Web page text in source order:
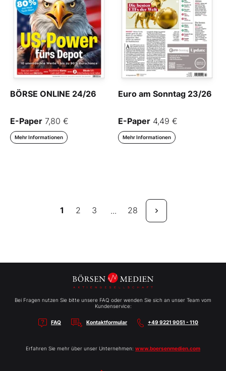
BÖRSE ONLINE 24/26
E-Paper 7,80 €
Mehr Informationen
Euro am Sonntag 23/26
E-Paper 4,49 €
Mehr Informationen
1 2 3 ... 28
Bei Fragen nutzen Sie bitte unsere FAQ oder wenden Sie sich an unser Team vom
Kundenservice:
FAQ Kontaktformular +49 9221 9051 - 110
Erfahren Sie mehr über unser Unternehmen: www.boersenmedien.com